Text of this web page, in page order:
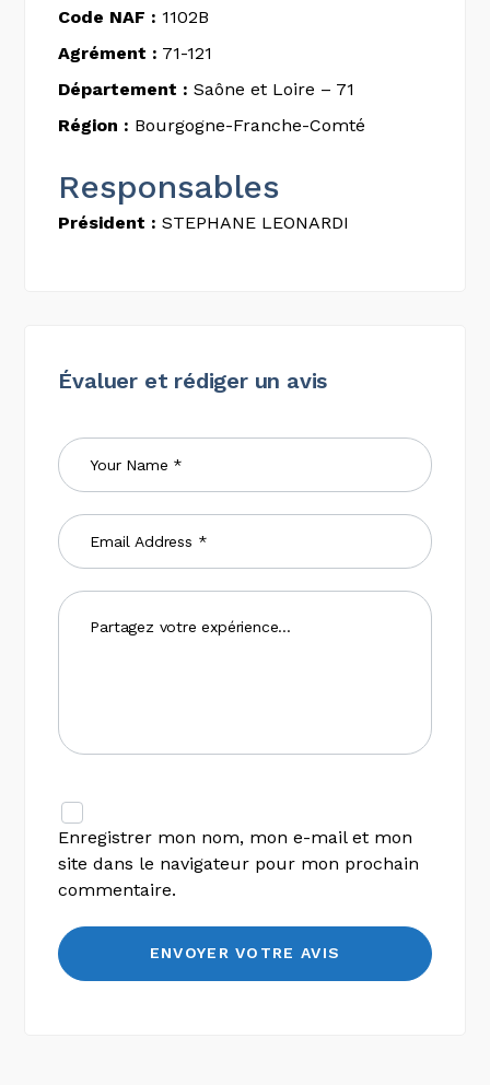
Code NAF : 1102B
Agrément : 71-121
Département : Saône et Loire – 71
Région : Bourgogne-Franche-Comté
Responsables
Président : STEPHANE LEONARDI
Évaluer et rédiger un avis
Enregistrer mon nom, mon e-mail et mon
site dans le navigateur pour mon prochain
commentaire.